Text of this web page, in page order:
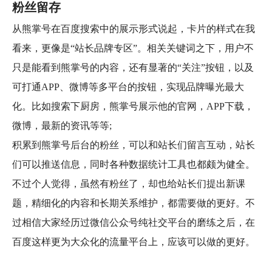
粉丝留存
从熊掌号在百度搜索中的展示形式说起，卡片的样式在我
看来，更像是“站长品牌专区”。相关关键词之下，用户不
只是能看到熊掌号的内容，还有显著的“关注”按钮，以及
可打通APP、微博等多平台的按钮，实现品牌曝光最大
化。比如搜索下厨房，熊掌号展示他的官网，APP下载，
微博，最新的资讯等等;
积累到熊掌号后台的粉丝，可以和站长们留言互动，站长
们可以推送信息，同时各种数据统计工具也都颇为健全。
不过个人觉得，虽然有粉丝了，却也给站长们提出新课
题，精细化的内容和长期关系维护，都需要做的更好。不
过相信大家经历过微信公众号纯社交平台的磨练之后，在
百度这样更为大众化的流量平台上，应该可以做的更好。